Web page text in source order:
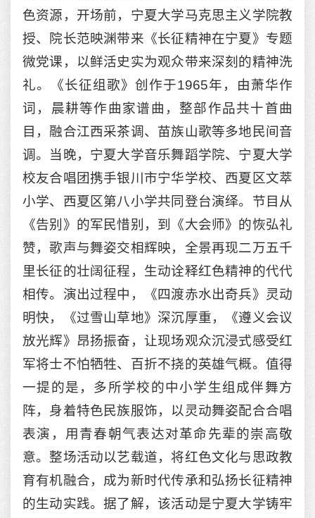
色资源，开场前，宁夏大学马克思主义学院教
授、院长范映渊带来《长征精神在宁夏》专题
微党课，以鲜活史实为观众带来深刻的精神洗
礼。《长征组歌》创作于1965年，由萧华作
词，晨耕等作曲家谱曲，整部作品共十首曲
目，融合江西采茶调、苗族山歌等多地民间音
调。当晚，宁夏大学音乐舞蹈学院、宁夏大学
校友合唱团携手银川市宁华学校、西夏区文萃
小学、西夏区第八小学共同登台演绎。节目从
《告别》的军民惜别，到《大会师》的恢弘礼
赞，歌声与舞姿交相辉映，全景再现二万五千
里长征的壮阔征程，生动诠释红色精神的代代
相传。演出过程中，《四渡赤水出奇兵》灵动
明快，《过雪山草地》深沉厚重，《遵义会议
放光辉》昂扬振奋，让现场观众沉浸式感受红
军将士不怕牺牲、百折不挠的英雄气概。值得
一提的是，多所学校的中小学生组成伴舞方
阵，身着特色民族服饰，以灵动舞姿配合合唱
表演，用青春朝气表达对革命先辈的崇高敬
意。整场活动以艺载道，将红色文化与思政教
育有机融合，成为新时代传承和弘扬长征精神
的生动实践。据了解，该活动是宁夏大学铸牢